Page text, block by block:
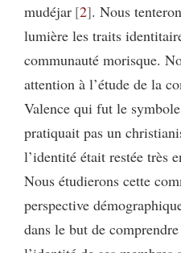
mudéjar 2 . Nous
lumière les traits
communauté morisque.
attention à l’étude de la
Valence qui fut le
pratiquait pas un
l’identité était restée très
Nous étudierons cette
perspective
dans le but de